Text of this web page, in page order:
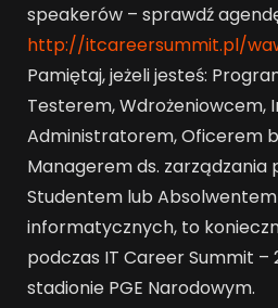
speakerów – sprawdź
http://itcareersummit.pl/
Pamiętaj, jeżeli jesteś:
Testerem, Wdrożeniowcem,
Administratorem, Oficerem
Managerem ds. zarządzania
Studentem lub
informatycznych, to
podczas IT Career Summit –
stadionie PGE Narodowym.